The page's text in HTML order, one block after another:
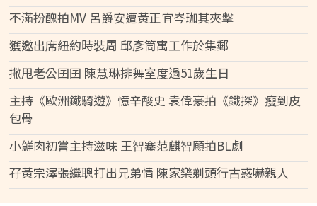
不滿扮醜拍MV 呂爵安遭黃正宜岑珈其夾擊
獲邀出席紐約時裝周 邱彥筒寓工作於集郵
撇甩老公囝囝 陳慧琳排舞室度過51歲生日
主持《歐洲鐵騎遊》憶辛酸史 袁偉豪拍《鐵探》瘦到皮
包骨
小鮮肉初嘗主持滋味 王智騫范麒智願拍BL劇
孖黃宗澤張繼聰打出兄弟情 陳家樂剃頭行古惑嚇親人